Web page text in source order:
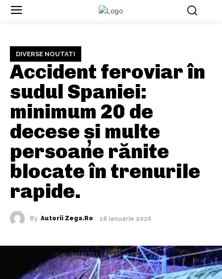
DIVERSE NOUTATI
Accident feroviar în
sudul Spaniei:
minimum 20 de
decese şi multe
persoane rănite
blocate în trenurile
rapide.
By Autorii Zega.ro 18 ianuarie 2026